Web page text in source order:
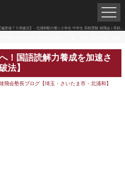
！国語読解力養成を加速さ
法】
飛会塾長ブログ【埼玉・さいたま市・北浦和】